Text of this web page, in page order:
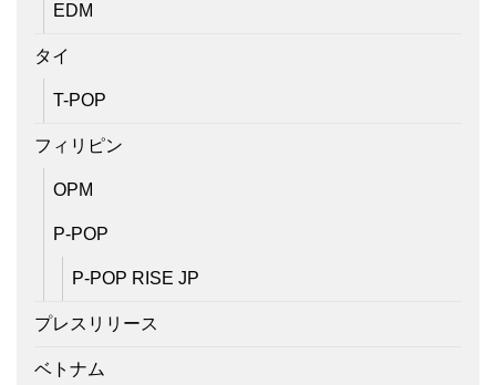
EDM
タイ
T-POP
フィリピン
OPM
P-POP
P-POP RISE JP
プレスリリース
ベトナム